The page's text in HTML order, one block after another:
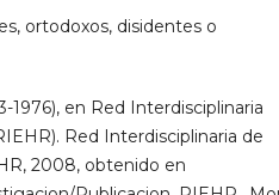
ortodoxos, disidentes o
en Red Interdisciplinaria
Red Interdisciplinaria de
2008, obtenido en